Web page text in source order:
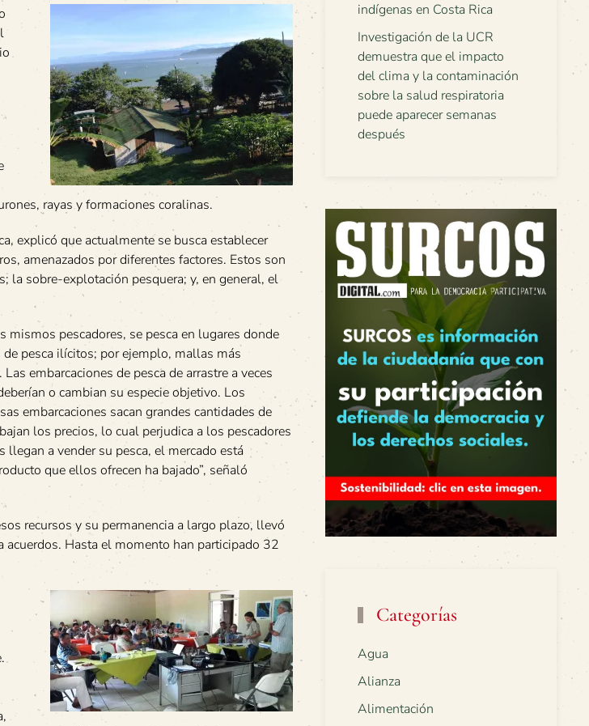
rayas y formaciones coralinas.
explicó que actualmente se busca establecer
amenazados por diferentes factores. Estos son
la sobre-explotación pesquera; y, en general, el
mismos pescadores, se pesca en lugares donde
de pesca ilícitos; por ejemplo, mallas más
embarcaciones de pesca de arrastre a veces
o cambian su especie objetivo. Los
embarcaciones sacan grandes cantidades de
los precios, lo cual perjudica a los pescadores
a vender su pesca, el mercado está
que ellos ofrecen ha bajado”, señaló
recursos y su permanencia a largo plazo, llevó
Hasta el momento han participado 32
indígenas en Costa Rica
Investigación de la UCR
demuestra que el impacto
del clima y la contaminación
sobre la salud respiratoria
puede aparecer semanas
después
Categorías
Agua
Alianza
Alimentación